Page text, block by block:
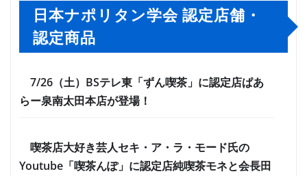
日本ナポリタン学会 認定店舗・
認定商品
7/26（土）BSテレ東「ずん喫茶」に認定店ぱあ
らー泉南太田本店が登場！
喫茶店大好き芸人セキ・ア・ラ・モード氏の
Youtube「喫茶んぽ」に認定店純喫茶モネと会長田